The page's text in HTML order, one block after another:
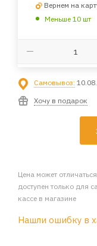
Вернем на
Меньше 10 шт
Самовывоз:
Хочу в подарок
Цена может
доступен только для
кассе в магазине
Нашли ошибку в